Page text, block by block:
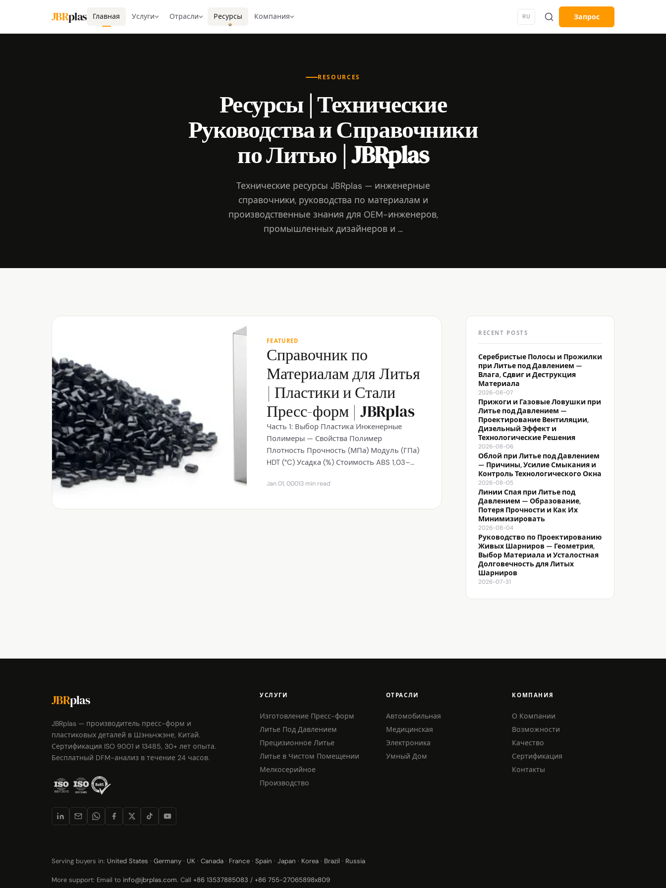
JBRplas Главная Услуги Отрасли Ресурсы Компания RU Запрос
RESOURCES
Ресурсы | Технические
Руководства и Справочники
по Литью | JBRplas
Технические ресурсы JBRplas — инженерные
справочники, руководства по материалам и
производственные знания для OEM-инженеров,
промышленных дизайнеров и …
FEATURED
Справочник по
Материалам для Литья
| Пластики и Стали
Пресс-форм | JBRplas
Часть 1: Выбор Пластика Инженерные
Полимеры — Свойства Полимер
Плотность Прочность (МПа) Модуль (ГПа)
HDT (°C) Усадка (%) Стоимость ABS 1,03–
Jan 01, 00013 min read
RECENT POSTS
Серебристые Полосы и Прожилки
при Литье под Давлением —
Влага, Сдвиг и Деструкция
Материала
2026-08-07
Прижоги и Газовые Ловушки при
Литье под Давлением —
Проектирование Вентиляции,
Дизельный Эффект и
Технологические Решения
2026-08-06
Облой при Литье под Давлением
— Причины, Усилие Смыкания и
Контроль Технологического Окна
2026-08-05
Линии Спая при Литье под
Давлением — Образование,
Потеря Прочности и Как Их
Минимизировать
2026-08-04
Руководство по Проектированию
Живых Шарниров — Геометрия,
Выбор Материала и Усталостная
Долговечность для Литых
Шарниров
2026-07-31
JBRplas
JBRplas — производитель пресс-форм и
пластиковых деталей в Шэньчжэне, Китай.
Сертификация ISO 9001 и 13485, 30+ лет опыта.
Бесплатный DFM-анализ в течение 24 часов.
УСЛУГИ
Изготовление Пресс-форм
Литье Под Давлением
Прецизионное Литье
Литье в Чистом Помещении
Мелкосерийное
Производство
ОТРАСЛИ
Автомобильная
Медицинская
Электроника
Умный Дом
КОМПАНИЯ
О Компании
Возможности
Качество
Сертификация
Контакты
Serving buyers in: United States · Germany · UK · Canada · France · Spain · Japan · Korea · Brazil · Russia
More support: Email to info@jbrplas.com. Call +86 13537885083 / +86 755-27065898x809